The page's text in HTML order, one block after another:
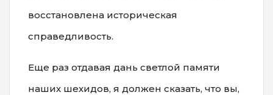
восстановлена историческая
справедливость.
Еще раз отдавая дань светлой памяти
наших шехидов, я должен сказать, что вы,